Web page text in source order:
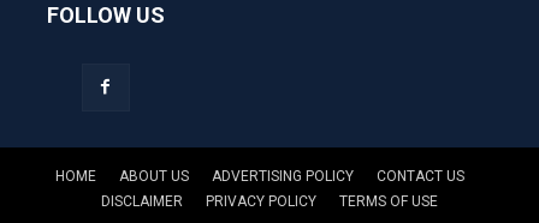
FOLLOW US
HOME ABOUT US ADVERTISING POLICY
CONTACT US
DISCLAIMER
PRIVACY POLICY TERMS OF USE